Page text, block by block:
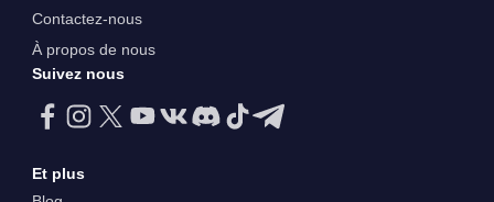
Contactez-nous
À propos de nous
Suivez nous
Et plus